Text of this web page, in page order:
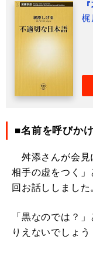
梶
■名前を呼びか
舛添さんが会見
相手の虚をつく
回お話ししました
「黒なのでは？
りえないでしょ